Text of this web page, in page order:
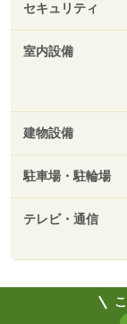
セキュリティ
室内設備
建物設備
駐車場・駐輪場
テレビ・通信